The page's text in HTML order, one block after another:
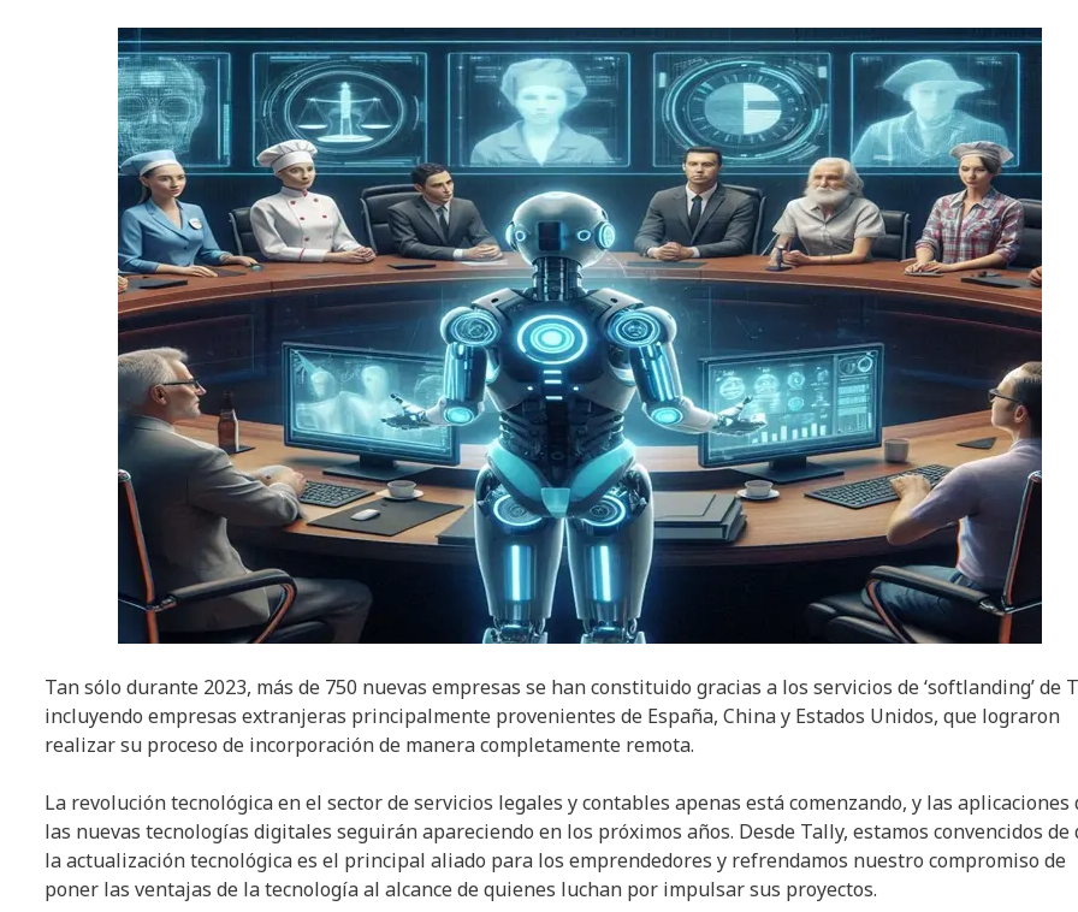
Tan sólo durante 2023, más de 750 nuevas empresas se han constituido gracias a los servicios de ‘softlanding’ de
incluyendo empresas extranjeras principalmente provenientes de España, China y Estados Unidos, que lograron
realizar su proceso de incorporación de manera completamente remota.
La revolución tecnológica en el sector de servicios legales y contables apenas está comenzando, y las aplicaciones
las nuevas tecnologías digitales seguirán apareciendo en los próximos años. Desde Tally, estamos convencidos de
la actualización tecnológica es el principal aliado para los emprendedores y refrendamos nuestro compromiso de
poner las ventajas de la tecnología al alcance de quienes luchan por impulsar sus proyectos.